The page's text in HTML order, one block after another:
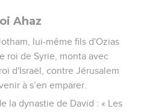
Ahaz
lui-même fils d'Ozias
roi de Syrie, monta avec
d'Israël, contre Jérusalem
à s’en emparer.
la dynastie de David : « Les